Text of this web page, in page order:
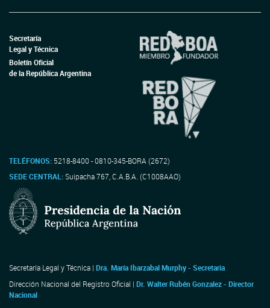
Secretaría
Legal y Técnica
Boletín Oficial
de la República Argentina
TELÉFONOS: 5218-8400 - 0810-345-BORA (2672)
SEDE CENTRAL:Suipacha 767, C.A.B.A. (C1008AAO)
Secretaría Legal y Técnica | Dra. María Ibarzabal Murphy - Secretaria
Dirección Nacional del Registro Oficial | Dr. Walter Rubén Gonzalez - Director
Nacional